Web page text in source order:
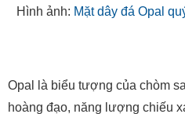
Hình ảnh: Mặt dây đá Opal
Opal là biểu tượng của chòm
hoàng đạo, năng lượng chiếu